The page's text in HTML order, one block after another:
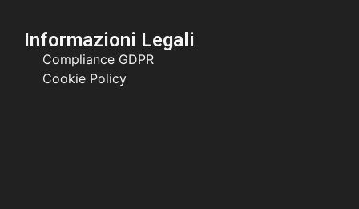
Informazioni Legali
Compliance GDPR
Cookie Policy